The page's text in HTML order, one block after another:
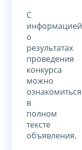
С
информацией
о
результатах
проведения
конкурса
можно
ознакомиться
в
полном
тексте
объявления.